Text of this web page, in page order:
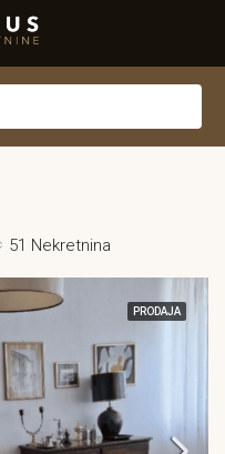
51 Nekretnina
PRODAJA